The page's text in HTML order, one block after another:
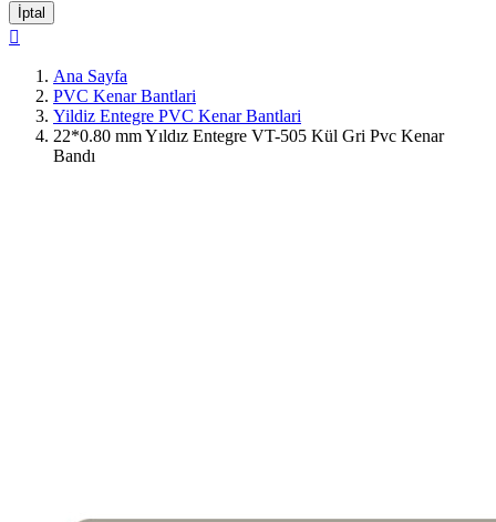
İptal

Ana Sayfa
PVC Kenar Bantlari
Yildiz Entegre PVC Kenar Bantlari
22*0.80 mm Yıldız Entegre VT-505 Kül Gri Pvc Kenar
Bandı